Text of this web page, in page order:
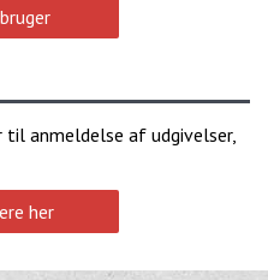
anmeldelse af udgivelser,
her